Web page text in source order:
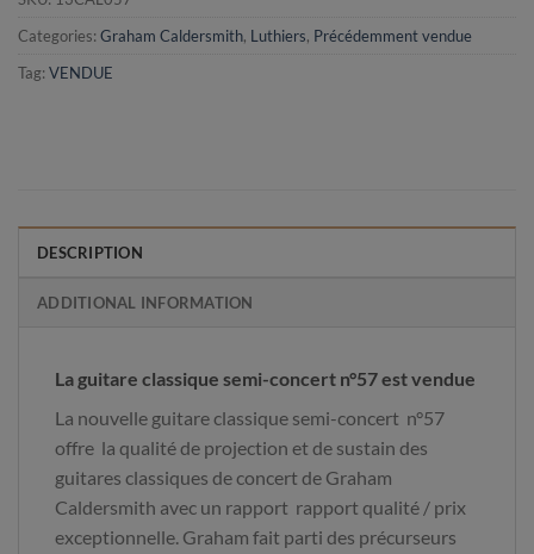
Categories: Graham Caldersmith, Luthiers, Précédemment vendue
Tag: VENDUE
DESCRIPTION
ADDITIONAL INFORMATION
La guitare classique semi-concert n°57 est vendue
La nouvelle guitare classique semi-concert n°57
offre la qualité de projection et de sustain des
guitares classiques de concert de Graham
Caldersmith avec un rapport rapport qualité / prix
exceptionnelle. Graham fait parti des précurseurs